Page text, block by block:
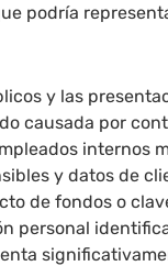
podría
y las
causada por
internos
y datos de
de fondos o
personal